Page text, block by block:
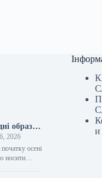
образи
2026
осені
носити
и